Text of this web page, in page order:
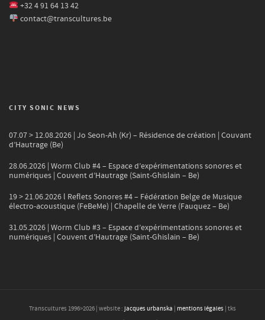
+32 4 91 64 13 42
contact@transcultures.be
CITY SONIC NEWS
07.07 > 12.08.2026 | Jo Seon-Ah (Kr) – Résidence de création | Couvant
d’Hautrage (Be)
28.06.2026 | Worm Club #4 – Espace d’expérimentations sonores et
numériques | Couvent d’Hautrage (Saint-Ghislain – Be)
19 > 21.06.2026 l Reflets Sonores #4 – Fédération Belge de Musique
électro-acoustique (FeBeMe) | Chapelle de Verre (Fauquez – Be)
31.05.2026 | Worm Club #3 – Espace d’expérimentations sonores et
numériques | Couvent d’Hautrage (Saint-Ghislain – Be)
Transcultures 1996>2026 | website : jacques urbanska mentions légales | tks